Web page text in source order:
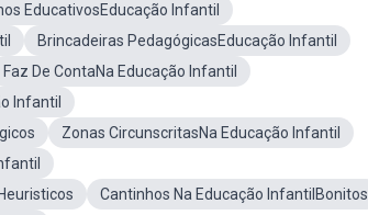
EducativosEducação Infantil
Brincadeiras PedagógicasEducação Infantil
Faz De ContaNa Educação Infantil
Infantil
Zonas CircunscritasNa Educação Infantil
Cantinhos Na Educação InfantilBonitos